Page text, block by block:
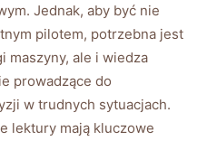
Jednak, aby​ być ‍nie
pilotem, potrzebna jest
maszyny, ⁤ale i wiedza
prowadzące do
w ‍trudnych sytuacjach.
lektury mają kluczowe